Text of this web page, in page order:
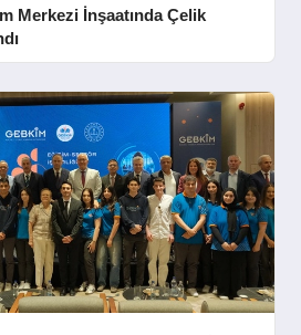
Merkezi İnşaatında Çelik